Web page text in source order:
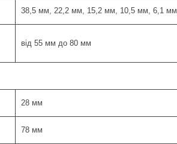
38,5 мм, 22,2 мм, 15,2 мм, 10,5 мм, 6,1 мм
від 55 мм до 80 мм
28 мм
78 мм